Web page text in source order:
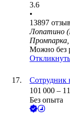
3.6
•
13897
Лопатино
Можно без
Сотрудник
101 000 –
Без опыта